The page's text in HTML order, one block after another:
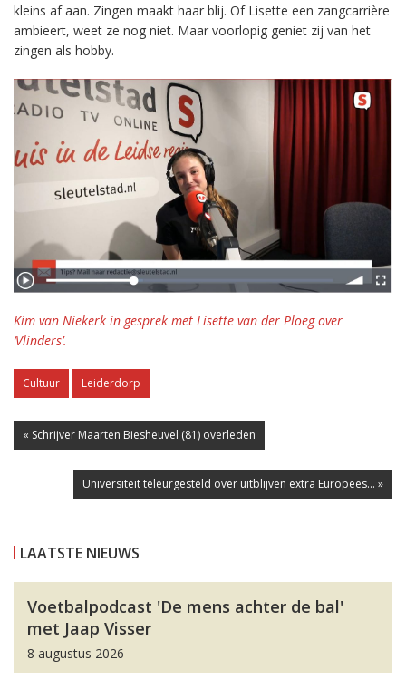
kleins af aan. Zingen maakt haar blij. Of Lisette een zangcarrière
ambieert, weet ze nog niet. Maar voorlopig geniet zij van het
zingen als hobby.
Kim van Niekerk in gesprek met Lisette van der Ploeg over
‘Vlinders’.
Cultuur Leiderdorp
« Schrijver Maarten Biesheuvel (81) overleden
Universiteit teleurgesteld over uitblijven extra Europees... »
LAATSTE NIEUWS
Voetbalpodcast 'De mens achter de bal'
met Jaap Visser
8 augustus 2026